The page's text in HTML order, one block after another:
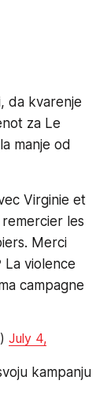
da kvarenje
za Le
manje od
Virginie et
les
Merci
violence
campagne
July 4,
kampanju